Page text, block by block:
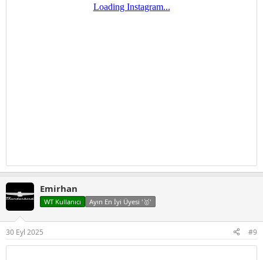
Emirhan
WT Kullanıcı Ayın En İyi Üyesi '🥇'
30 Eyl 2025 #9